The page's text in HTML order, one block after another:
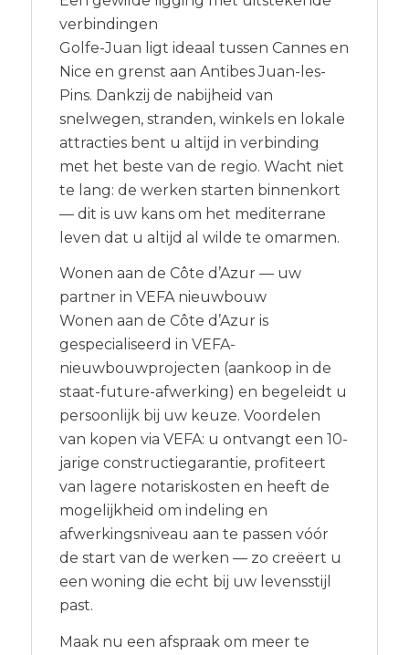
verbindingen
Golfe-Juan ligt ideaal tussen Cannes en
Nice en grenst aan Antibes Juan-les-
Pins. Dankzij de nabijheid van
snelwegen, stranden, winkels en lokale
attracties bent u altijd in verbinding
met het beste van de regio. Wacht niet
te lang: de werken starten binnenkort
— dit is uw kans om het mediterrane
leven dat u altijd al wilde te omarmen.
Wonen aan de Côte d’Azur — uw
partner in VEFA nieuwbouw
Wonen aan de Côte d’Azur is
gespecialiseerd in VEFA-
nieuwbouwprojecten (aankoop in de
staat-future-afwerking) en begeleidt u
persoonlijk bij uw keuze. Voordelen
van kopen via VEFA: u ontvangt een 10-
jarige constructiegarantie, profiteert
van lagere notariskosten en heeft de
mogelijkheid om indeling en
afwerkingsniveau aan te passen vóór
de start van de werken — zo creëert u
een woning die echt bij uw levensstijl
past.
Maak nu een afspraak om meer te